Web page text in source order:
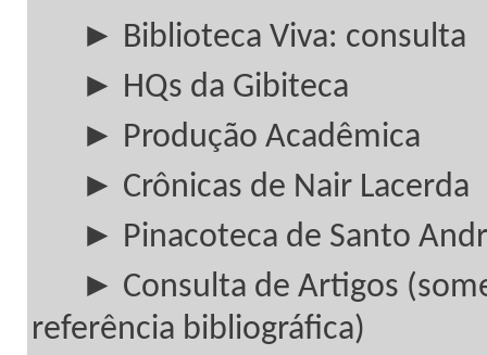
► Biblioteca Viva: consulta
► HQs da Gibiteca
► Produção Acadêmica
► Crônicas de Nair Lacerda
► Pinacoteca de Santo
► Consulta de Artigos
referência bibliográfica)